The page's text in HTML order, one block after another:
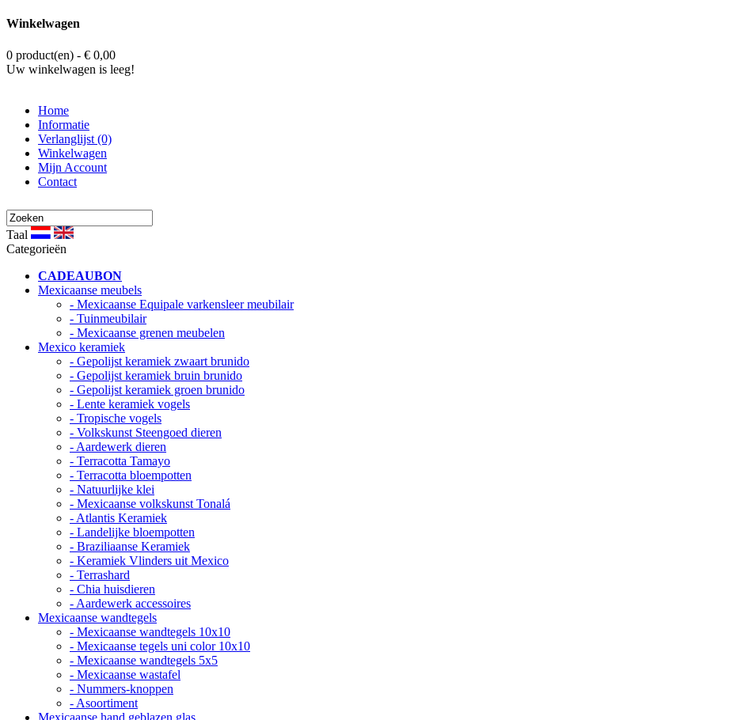
Winkelwagen
0 product(en) - € 0,00
Uw winkelwagen is leeg!
Home
Informatie
Verlanglijst (0)
Winkelwagen
Mijn Account
Contact
Taal
Categorieën
CADEAUBON
Mexicaanse meubels
- Mexicaanse Equipale varkensleer meubilair
- Tuinmeubilair
- Mexicaanse grenen meubelen
Mexico keramiek
- Gepolijst keramiek zwaart brunido
- Gepolijst keramiek bruin brunido
- Gepolijst keramiek groen brunido
- Lente keramiek vogels
- Tropische vogels
- Volkskunst Steengoed dieren
- Aardewerk dieren
- Terracotta Tamayo
- Terracotta bloempotten
- Natuurlijke klei
- Mexicaanse volkskunst Tonalá
- Atlantis Keramiek
- Landelijke bloempotten
- Braziliaanse Keramiek
- Keramiek Vlinders uit Mexico
- Terrashard
- Chia huisdieren
- Aardewerk accessoires
Mexicaanse wandtegels
- Mexicaanse wandtegels 10x10
- Mexicaanse tegels uni color 10x10
- Mexicaanse wandtegels 5x5
- Mexicaanse wastafel
- Nummers-knoppen
- Asoortiment
Mexicaanse hand geblazen glas